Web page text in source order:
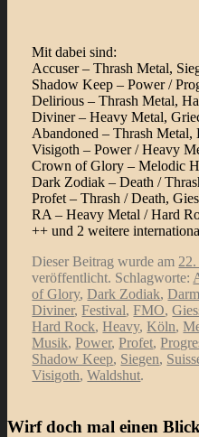
Mit dabei sind:
Accuser – Thrash Metal,
Shadow Keep – Power /
Delirious – Thrash Metal,
Diviner – Heavy Metal,
Abandoned – Thrash Metal,
Visigoth – Power / Heavy
Crown of Glory – Melodic
Dark Zodiak – Death /
Profet – Thrash / Death,
RA – Heavy Metal / Hard
++ und 2 weitere
Dieser Beitrag wurde am
veröffentlicht. Schlagworte:
of Glory,Dark Zodiak,
Diviner,Festival,FMO,
Hard Rock,Heavy,Köln,
Musik,Power,Profet,
Shadow Keep, Siegen,
Visigoth,Waldshut.
Wirf doch mal einen